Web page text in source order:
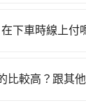
此外，包車還
下車時線上付
較高？跟其